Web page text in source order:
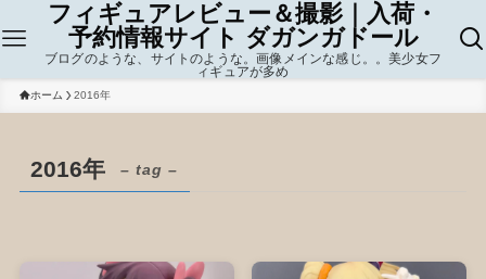
フィギュアレビュー＆撮影｜入荷・
予約情報サイト ダガンガドール
ブログのような、サイトのような。画像メインな感じ。。美少女フ
ィギュアが多め
ホーム 2016年
2016年 – tag –